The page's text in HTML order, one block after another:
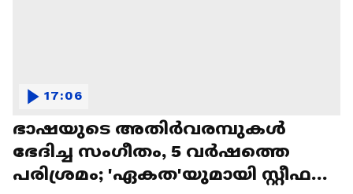
ഭാഷയുടെ അതിർവരമ്പുകൾ
ഭേദിച്ച സംഗീതം, 5 വർഷത്തെ
പരിശ്രമം; 'ഏകത'യുമായി സ്റ്റീഫൻ
17:06